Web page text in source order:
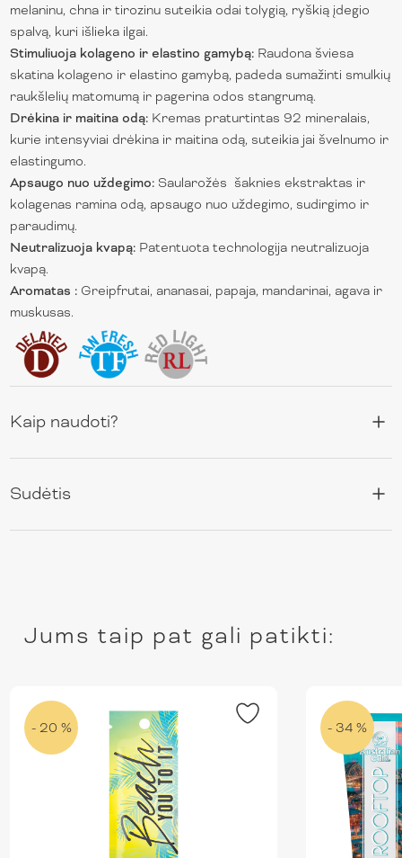
melaninu, chna ir tirozinu suteikia odai tolygią, ryškią įdegio
spalvą, kuri išlieka ilgai.
Stimuliuoja kolageno ir elastino gamybą: Raudona šviesa
skatina kolageno ir elastino gamybą, padeda sumažinti smulkių
raukšlelių matomumą ir pagerina odos stangrumą.
Drėkina ir maitina odą: Kremas praturtintas 92 mineralais,
kurie intensyviai drėkina ir maitina odą, suteikia jai švelnumo ir
elastingumo.
Apsaugo nuo uždegimo: Saularožės šaknies ekstraktas ir
kolagenas ramina odą, apsaugo nuo uždegimo, sudirgimo ir
paraudimų.
Neutralizuoja kvapą: Patentuota technologija neutralizuoja
kvapą.
Aromatas : Greipfrutai, ananasai, papaja, mandarinai, agava ir
muskusas.
Kaip naudoti?
Sudėtis
Jums taip pat gali patikti:
- 20 % - 34 %